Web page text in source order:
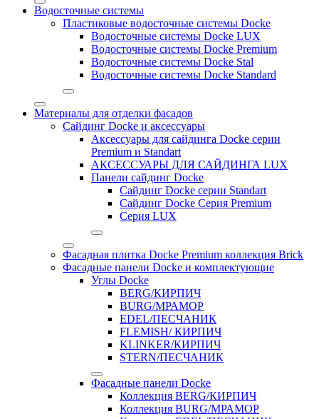
Водосточные системы
Пластиковые водосточные системы Docke
Водосточные системы Docke LUX
Водосточные системы Docke Premium
Водосточные системы Docke Stal
Водосточные системы Docke Standard
Материалы для отделки фасадов
Сайдинг Docke и аксессуары
Аксессуары для сайдинга Docke серии
Premium и Standart
АКСЕССУАРЫ ДЛЯ САЙДИНГА LUX
Панели сайдинг Docke
Cайдинг Docke серии Standart
Сайдинг Docke Серия Premium
Серия LUX
Фасадная плитка Docke Premium коллекция Brick
Фасадные панели Docke и комплектующие
Углы Docke
BERG/КИРПИЧ
BURG/МРАМОР
EDEL/ПЕСЧАНИК
FLEMISH/ КИРПИЧ
KLINKER/КИРПИЧ
STERN/ПЕСЧАНИК
Фасадные панели Docke
Коллекция BERG/КИРПИЧ
Коллекция BURG/МРАМОР